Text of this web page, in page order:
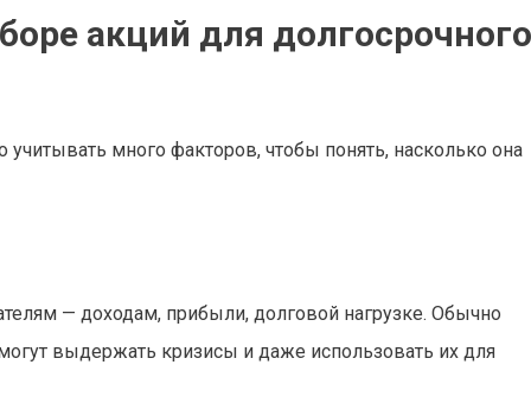
акций для долгосрочного
много факторов, чтобы понять, насколько она
— доходам, прибыли, долговой нагрузке. Обычно
выдержать кризисы и даже использовать их для